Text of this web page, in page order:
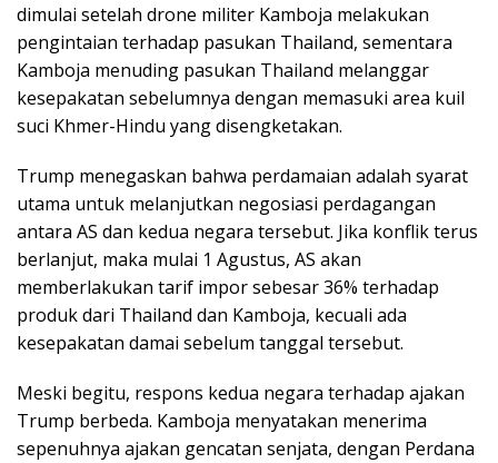
dimulai setelah drone militer Kamboja melakukan
pengintaian terhadap pasukan Thailand, sementara
Kamboja menuding pasukan Thailand melanggar
kesepakatan sebelumnya dengan memasuki area kuil
suci Khmer-Hindu yang disengketakan.
Trump menegaskan bahwa perdamaian adalah syarat
utama untuk melanjutkan negosiasi perdagangan
antara AS dan kedua negara tersebut. Jika konflik terus
berlanjut, maka mulai 1 Agustus, AS akan
memberlakukan tarif impor sebesar 36% terhadap
produk dari Thailand dan Kamboja, kecuali ada
kesepakatan damai sebelum tanggal tersebut.
Meski begitu, respons kedua negara terhadap ajakan
Trump berbeda. Kamboja menyatakan menerima
sepenuhnya ajakan gencatan senjata, dengan Perdana